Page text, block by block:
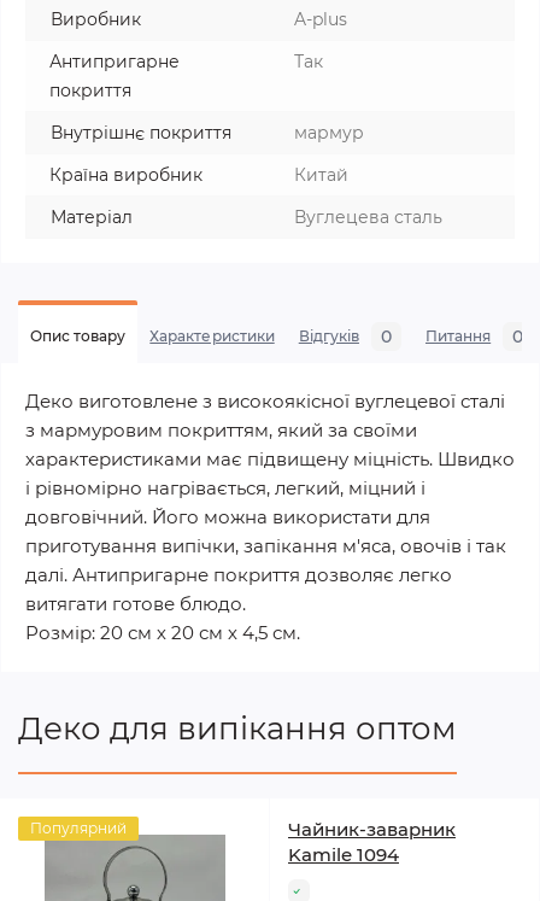
Виробник
A-plus
Антипригарне
покриття
Так
Внутрішнє покриття
мармур
Країна виробник
Китай
Матеріал
Вуглецева сталь
Опис товару Характеристики Відгуків 0 Питання 0
Деко виготовлене з високоякісної вуглецевої сталі
з мармуровим покриттям, який за своїми
характеристиками має підвищену міцність. Швидко
і рівномірно нагрівається, легкий, міцний і
довговічний. Його можна використати для
приготування випічки, запікання м'яса, овочів і так
далі. Антипригарне покриття дозволяє легко
витягати готове блюдо.
Розмір: 20 см х 20 см х 4,5 см.
Деко для випікання оптом
Популярний
Чайник-заварник
Kamile 1094